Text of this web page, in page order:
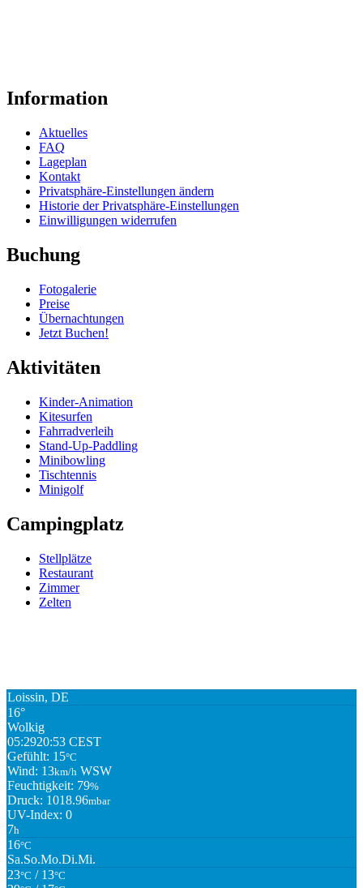
Information
Aktuelles
FAQ
Lageplan
Kontakt
Privatsphäre-Einstellungen ändern
Historie der Privatsphäre-Einstellungen
Einwilligungen widerrufen
Buchung
Fotogalerie
Preise
Übernachtungen
Jetzt Buchen!
Aktivitäten
Kinder-Animation
Kitesurfen
Fahrradverleih
Stand-Up-Paddling
Minibowling
Tischtennis
Minigolf
Campingplatz
Stellplätze
Restaurant
Zimmer
Zelten
Loissin, DE
16°
Wolkig
05:2920:53 CEST
Gefühlt: 15°C
Wind: 13km/h WSW
Feuchtigkeit: 79%
Druck: 1018.96mbar
UV-Index: 0
7h
16°C
Sa.So.Mo.Di.Mi.
23°C / 13°C